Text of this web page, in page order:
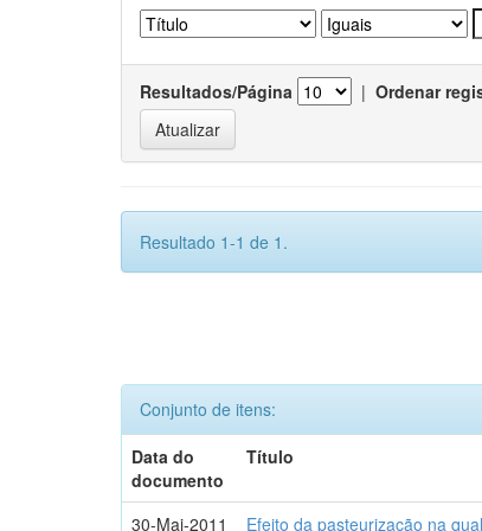
Resultados/Página | Ordenar
Resultado 1-1 de 1.
Conjunto de itens:
Data do
documento
Título
30-Mai-2011 Efeito da pasteurização na